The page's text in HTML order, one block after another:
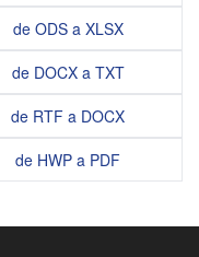
de ODS a XLSX
de DOCX a TXT
de RTF a DOCX
de HWP a PDF